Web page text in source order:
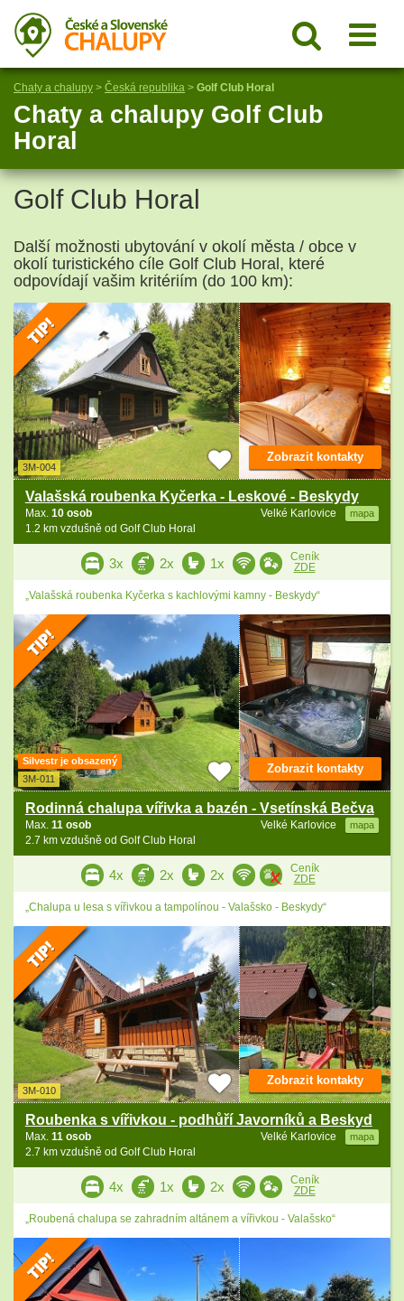
Chaty a chalupy > Česká republika > Golf Club Horal
Chaty a chalupy Golf Club
Horal
Golf Club Horal
Další možnosti ubytování v okolí města / obce v
okolí turistického cíle Golf Club Horal, které
odpovídají vašim kritériím (do 100 km):
3M-004
Valašská roubenka Kyčerka - Leskové - Beskydy
Velké Karlovice mapa
Max. 10 osob
1.2 km vzdušně od Golf Club Horal
Zobrazit kontakty
3x 2x 1x
Ceník
ZDE
„Valašská roubenka Kyčerka s kachlovými kamny - Beskydy“
Silvestr je obsazený
3M-011
Rodinná chalupa vířivka a bazén - Vsetínská Bečva
Velké Karlovice mapa
Max. 11 osob
2.7 km vzdušně od Golf Club Horal
Zobrazit kontakty
4x 2x 2x
Ceník
ZDE
„Chalupa u lesa s vířivkou a tampolínou - Valašsko - Beskydy“
3M-010
Roubenka s vířivkou - podhůří Javorníků a Beskyd
Velké Karlovice mapa
Max. 11 osob
2.7 km vzdušně od Golf Club Horal
Zobrazit kontakty
4x 1x 2x
Ceník
ZDE
„Roubená chalupa se zahradním altánem a vířivkou - Valašsko“